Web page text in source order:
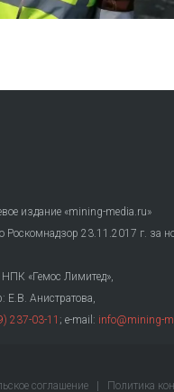
издание «mining-media.ru»
Роскомнадзор 23.11.2017 г.
«Гемос Лимитед»,
Е.В. Анистратова,
237-03-11 ; e-mail: info@mining-
соглашение Политика